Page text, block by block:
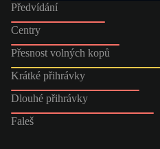
Předvídání
Centry
Přesnost volných kopů
Krátké přihrávky
Dlouhé přihrávky
Faleš